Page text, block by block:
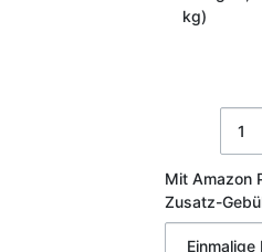
kg)
Mit Amazon
Zusatz-